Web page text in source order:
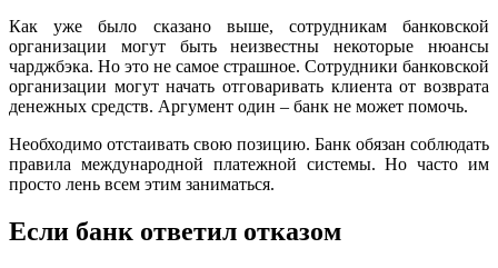
Как уже было сказано выше, сотрудникам банковской
организации могут быть неизвестны некоторые нюансы
чарджбэка. Но это не самое страшное. Сотрудники банковской
организации могут начать отговаривать клиента от возврата
денежных средств. Аргумент один – банк не может помочь.
Необходимо отстаивать свою позицию. Банк обязан соблюдать
правила международной платежной системы. Но часто им
просто лень всем этим заниматься.
Если банк ответил отказом